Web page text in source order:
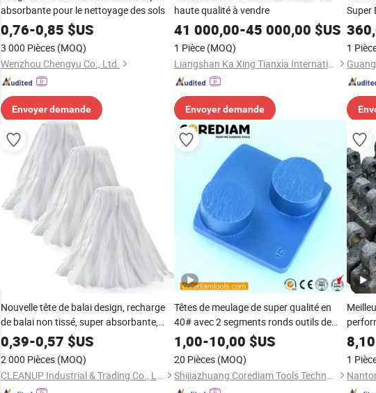
absorbante pour le nettoyage des sols
0,76-0,85 $US
3 000 Pièces (MOQ)
Wenzhou Chengyu Co., Ltd.
Envoyer demande
haute qualité à vendre
41 000,00-45 000,00 $US
1 Pièce (MOQ)
Liangshan Ka Xing Tianxia International Trade Co., Ltd.
Envoyer demande
Super
1
Nouvelle tête de balai design, recharge
de balai non tissé, super absorbante,
tête de nettoyage non tissée de
remplacement, usage général pour le
nettoyage à domicile
0,39-0,57 $US
2 000 Pièces (MOQ)
CLEANUP Industrial & Trading Co., Ltd.
Têtes de meulage de super qualité en
40# avec 2 segments ronds outils de
meulage en diamant
1,00-10,00 $US
20 Pièces (MOQ)
Shijiazhuang Corediam Tools Technology Co., Ltd.
8,10
1